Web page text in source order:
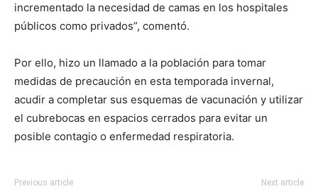
incrementado la necesidad de camas en los hospitales
públicos como privados”, comentó.
Por ello, hizo un llamado a la población para tomar
medidas de precaución en esta temporada invernal,
acudir a completar sus esquemas de vacunación y utilizar
el cubrebocas en espacios cerrados para evitar un
posible contagio o enfermedad respiratoria.
Previous article Next article